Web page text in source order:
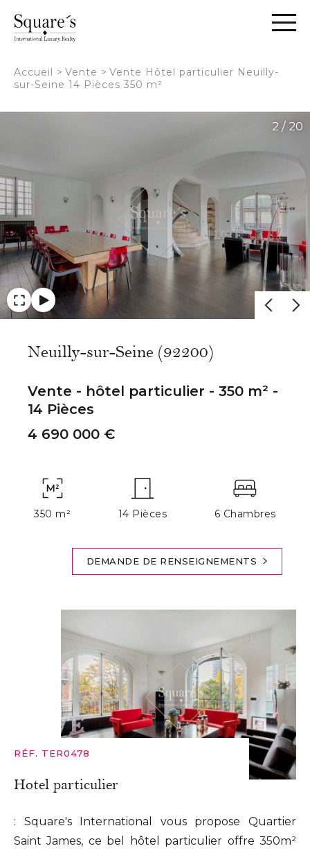
Accueil > Vente > Vente Hôtel particulier Neuilly-
sur-Seine 14 Pièces 350 m²
2 / 20
Neuilly-sur-Seine (92200)
Vente - hôtel particulier - 350 m² -
14 Pièces
4 690 000 €
350 m² 14 Pièces 6 Chambres
DEMANDE DE RENSEIGNEMENTS
RÉF. TER0478
Hotel particulier
: Square's International vous propose Quartier
Saint James, ce bel hôtel particulier offre 350m²